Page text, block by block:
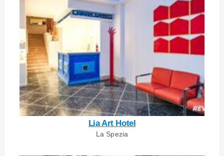
Lia Art Hotel
La Spezia